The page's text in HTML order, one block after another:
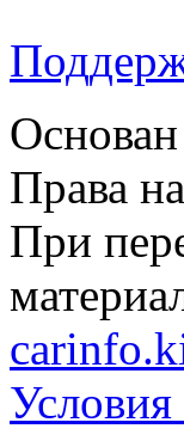
Права
При